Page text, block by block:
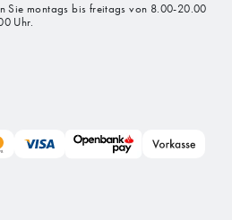
Sie montags bis freitags von 8.00-20.00
Uhr.